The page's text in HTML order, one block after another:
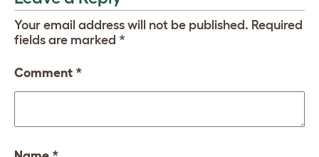
Your email address will not be published. Required
fields are marked *
Comment *